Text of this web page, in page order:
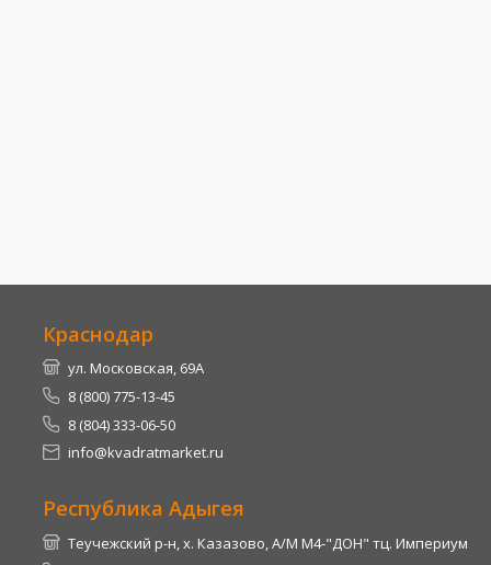
Краснодар
ул. Московская, 69А
8 (800) 775-13-45
8 (804) 333-06-50
info@kvadratmarket.ru
Республика Адыгея
Теучежский р-н, х. Казазово, А/М М4-"ДОН" тц. Империум